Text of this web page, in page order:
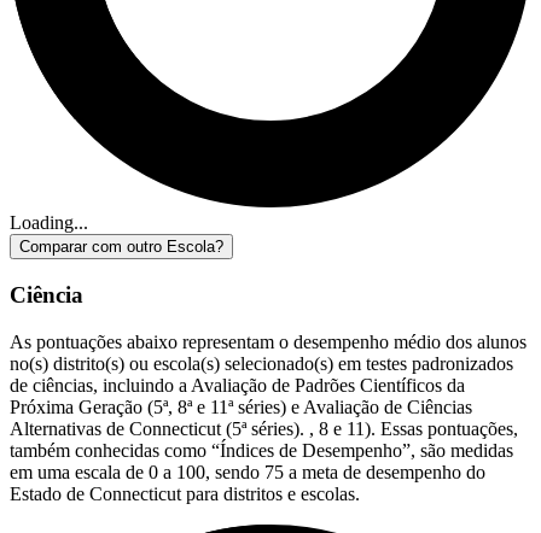
Loading...
Comparar com outro Escola?
Ciência
As pontuações abaixo representam o desempenho médio dos alunos
no(s) distrito(s) ou escola(s) selecionado(s) em testes padronizados
de ciências, incluindo a Avaliação de Padrões Científicos da
Próxima Geração (5ª, 8ª e 11ª séries) e Avaliação de Ciências
Alternativas de Connecticut (5ª séries). , 8 e 11). Essas pontuações,
também conhecidas como “Índices de Desempenho”, são medidas
em uma escala de 0 a 100, sendo 75 a meta de desempenho do
Estado de Connecticut para distritos e escolas.